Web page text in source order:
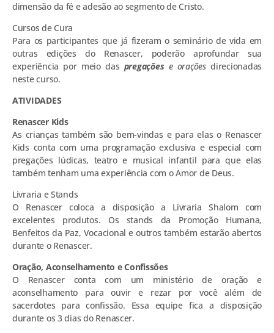
dimensão da fé e adesão ao segmento de Cristo.
Cursos de Cura
Para os participantes que já fizeram o seminário de vida em
outras edições do Renascer, poderão aprofundar sua
experiência por meio das pregações e oraçõesdirecionadas
neste curso.
ATIVIDADES
Renascer Kids
As crianças também são bem-vindas e para elas o Renascer
Kids conta com uma programação exclusiva e especial com
pregações lúdicas, teatro e musical infantil para que elas
também tenham uma experiência com o Amor de Deus.
Livraria e Stands
O Renascer coloca a disposição a Livraria Shalom com
excelentes produtos. Os stands da Promoção Humana,
Benfeitos da Paz, Vocacional e outros também estarão abertos
durante o Renascer.
Oração, Aconselhamento e Confissões
O Renascer conta com um ministério de oração e
aconselhamento para ouvir e rezar por você além de
sacerdotes para confissão. Essa equipe fica a disposição
durante os 3 dias do Renascer.